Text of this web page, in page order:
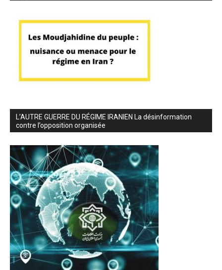
L’AUTRE GUERRE DU RÉGIME IRANIEN La désinformation
contre l’opposition organisée